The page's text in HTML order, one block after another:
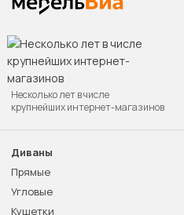
Несколько лет в числе
крупнейших интернет-магазинов
Диваны
Прямые
Угловые
Кушетки